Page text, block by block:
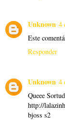
Unknown 4
Este
Responder
Unknown 4
Queee
http://
bjoss s2